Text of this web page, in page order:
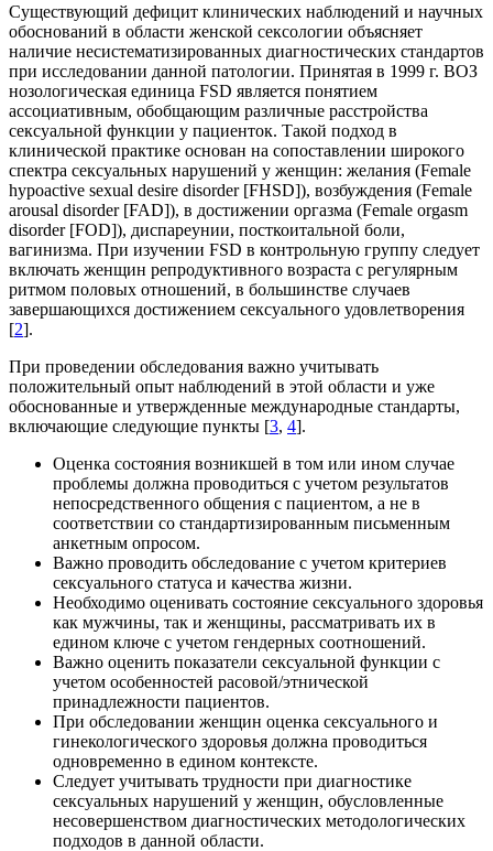
Существующий дефицит клинических наблюдений и научных
обоснований в области женской сексологии объясняет
наличие несистематизированных диагностических стандартов
при исследовании данной патологии. Принятая в 1999 г. ВОЗ
нозологическая единица FSD является понятием
ассоциативным, обобщающим различные расстройства
сексуальной функции у пациенток. Такой подход в
клинической практике основан на сопоставлении широкого
спектра сексуальных нарушений у женщин: желания (Female
hypoactive sexual desire disorder [FHSD]), возбуждения (Female
arousal disorder [FAD]), в достижении оргазма (Female orgasm
disorder [FOD]), диспареунии, пост­коитальной боли,
вагинизма. При изучении FSD в контрольную группу следует
включать женщин репродуктивного возраста с регулярным
ритмом половых отношений, в большинстве случаев
завершающихся достижением сексуального удовлетворения
[2].
При проведении обследования важно учитывать
положительный опыт наблюдений в этой области и уже
обоснованные и утвержденные международные стандарты,
включающие следующие пункты [3, 4].
Оценка состояния возникшей в том или ином случае
проблемы должна проводиться с учетом результатов
непосредственного общения с пациентом, а не в
соответствии со стандартизированным письменным
анкетным опросом.
Важно проводить обследование с учетом критериев
сексуального статуса и качества жизни.
Необходимо оценивать состояние сексуального здоровья
как мужчины, так и женщины, рассматривать их в
едином ключе с учетом гендерных соотношений.
Важно оценить показатели сексуальной функции с
учетом особенностей расовой/этнической
принадлежности пациентов.
При обследовании женщин оценка сексуального и
гинекологического здоровья должна проводиться
одновременно в едином контексте.
Следует учитывать трудности при диагностике
сексуальных нарушений у женщин, обусловленные
несовершенством диагностических методологических
подходов в данной области.